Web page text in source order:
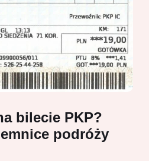
bilecie PKP?
podróży